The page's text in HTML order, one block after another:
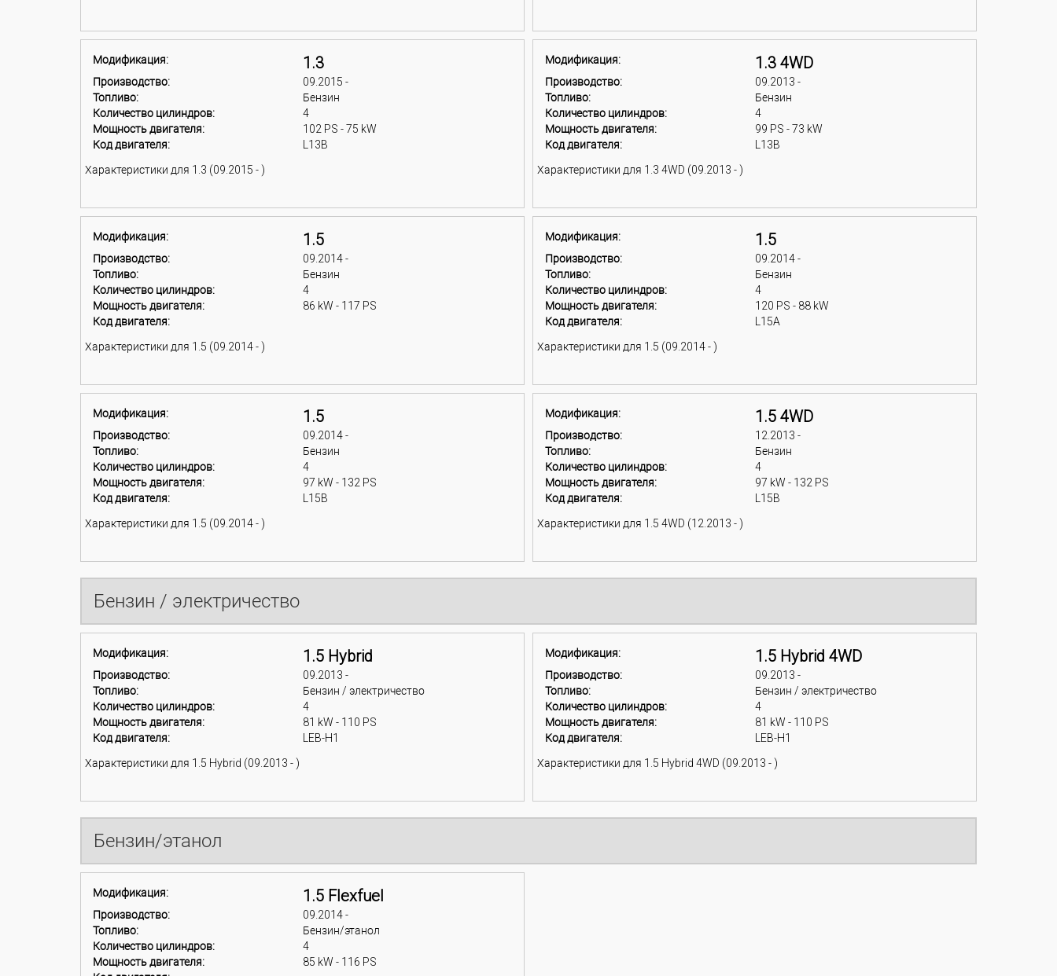
Модификация: 1.3
Производство:
09.2015 -
Топливо:
Бензин
Количество цилиндров:
4
Мощность двигателя:
102 PS - 75 kW
Код двигателя:
L13B
Характеристики для 1.3 (09.2015 - )
Модификация: 1.3 4WD
Производство:
09.2013 -
Топливо:
Бензин
Количество цилиндров:
4
Мощность двигателя:
99 PS - 73 kW
Код двигателя:
L13B
Характеристики для 1.3 4WD (09.2013 - )
Модификация: 1.5
Производство:
09.2014 -
Топливо:
Бензин
Количество цилиндров:
4
Мощность двигателя:
86 kW - 117 PS
Код двигателя:
Характеристики для 1.5 (09.2014 - )
Модификация: 1.5
Производство:
09.2014 -
Топливо:
Бензин
Количество цилиндров:
4
Мощность двигателя:
120 PS - 88 kW
Код двигателя:
L15A
Характеристики для 1.5 (09.2014 - )
Модификация: 1.5
Производство:
09.2014 -
Топливо:
Бензин
Количество цилиндров:
4
Мощность двигателя:
97 kW - 132 PS
Код двигателя:
L15B
Характеристики для 1.5 (09.2014 - )
Модификация: 1.5 4WD
Производство:
12.2013 -
Топливо:
Бензин
Количество цилиндров:
4
Мощность двигателя:
97 kW - 132 PS
Код двигателя:
L15B
Характеристики для 1.5 4WD (12.2013 - )
Бензин / электричество
Модификация: 1.5 Hybrid
Производство:
09.2013 -
Топливо:
Бензин / электричество
Количество цилиндров:
4
Мощность двигателя:
81 kW - 110 PS
Код двигателя:
LEB-H1
Характеристики для 1.5 Hybrid (09.2013 - )
Модификация: 1.5 Hybrid 4WD
Производство:
09.2013 -
Топливо:
Бензин / электричество
Количество цилиндров:
4
Мощность двигателя:
81 kW - 110 PS
Код двигателя:
LEB-H1
Характеристики для 1.5 Hybrid 4WD (09.2013 - )
Бензин/этанол
Модификация: 1.5 Flexfuel
Производство:
09.2014 -
Топливо:
Бензин/этанол
Количество цилиндров:
4
Мощность двигателя:
85 kW - 116 PS